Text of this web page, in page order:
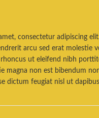
consectetur adipiscing
arcu sed erat molestie
ut eleifend nibh
magna non est bibendum
dictum feugiat nisl ut